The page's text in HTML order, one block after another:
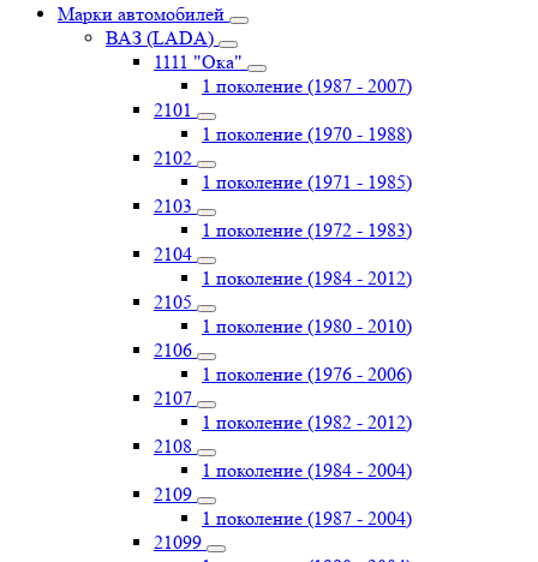
Марки автомобилей
ВАЗ (LADA)
1111 "Ока"
1 поколение (1987 - 2007)
2101
1 поколение (1970 - 1988)
2102
1 поколение (1971 - 1985)
2103
1 поколение (1972 - 1983)
2104
1 поколение (1984 - 2012)
2105
1 поколение (1980 - 2010)
2106
1 поколение (1976 - 2006)
2107
1 поколение (1982 - 2012)
2108
1 поколение (1984 - 2004)
2109
1 поколение (1987 - 2004)
21099